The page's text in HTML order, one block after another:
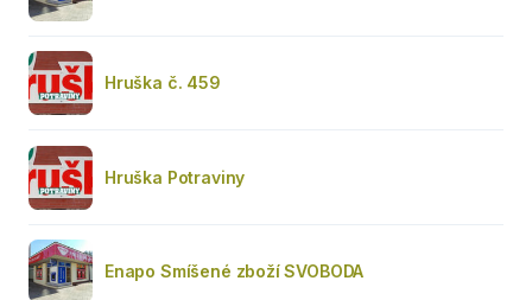
Hruška č. 459
Hruška Potraviny
Enapo Smíšené zboží SVOBODA